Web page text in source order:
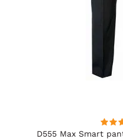
D555 Max Smart